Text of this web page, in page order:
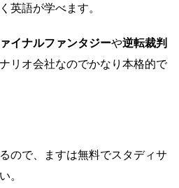
英語が学べます。
イナルファンタジーや逆転裁判
リオ会社なのでかなり本格的で
ので、ますは無料でスタディサ
。